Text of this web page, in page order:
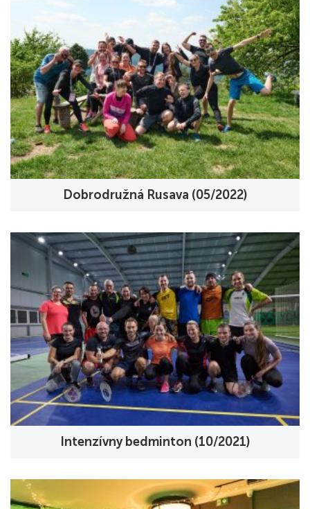
Dobrodružná Rusava (05/2022)
Intenzívny bedminton (10/2021)